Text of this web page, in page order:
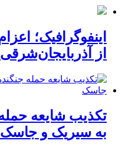
از آذربایجان‌شرقی
تکذیب شایعه
به سیریک و جاسک